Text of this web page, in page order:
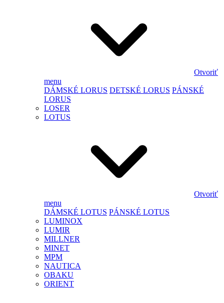
Otvoriť
menu
DÁMSKÉ LORUS DETSKÉ LORUS PÁNSKÉ
LORUS
LOSER
LOTUS
Otvoriť
menu
DÁMSKÉ LOTUS PÁNSKÉ LOTUS
LUMINOX
LUMIR
MILLNER
MINET
MPM
NAUTICA
OBAKU
ORIENT